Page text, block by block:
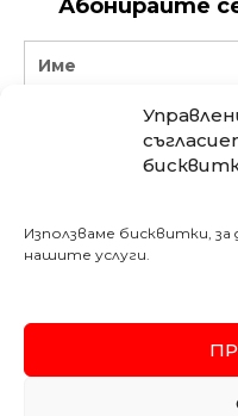
Използваме бисквитки,
нашите услуги.
Абонирайте
Последвайте